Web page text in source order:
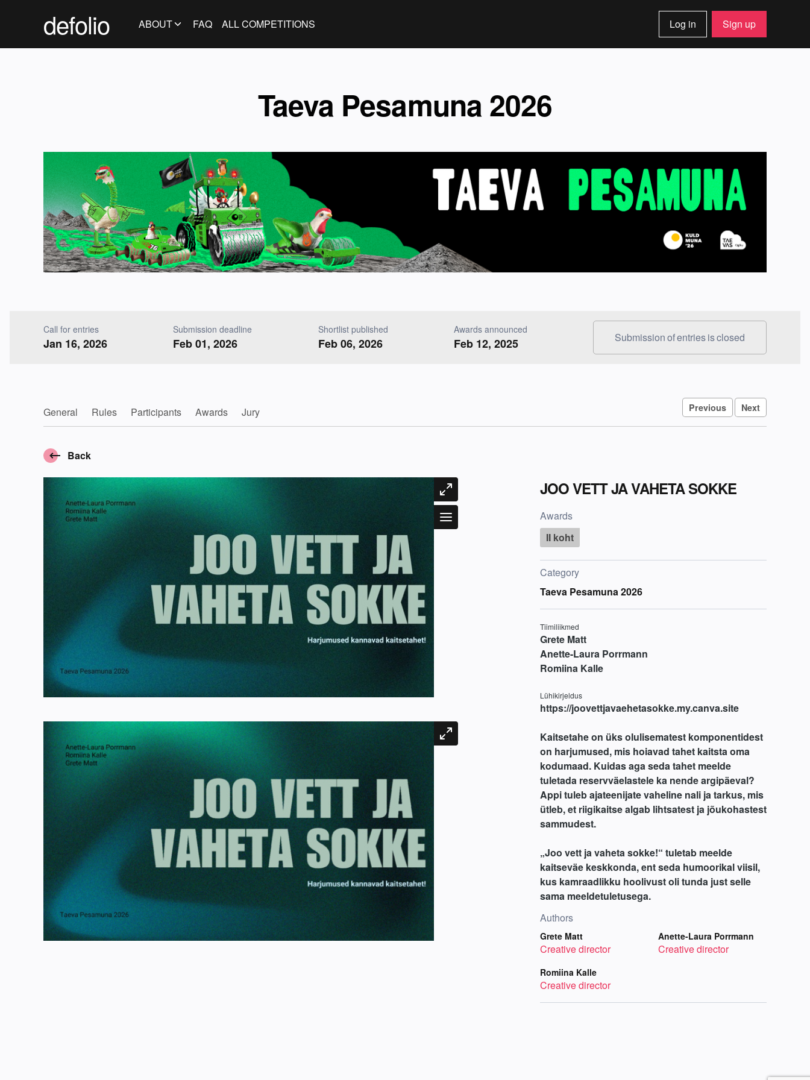
defolio ABOUT FAQ ALL COMPETITIONS Log in Sign up
Taeva Pesamuna 2026
Call for entries
Jan 16, 2026
Submission deadline
Feb 01, 2026
Shortlist published
Feb 06, 2026
Awards announced
Feb 12, 2025 Submission of entries is closed
General Rules Participants Awards Jury Previous Next
Back
JOO VETT JA VAHETA SOKKE
Awards
II koht
Category
Taeva Pesamuna 2026
Tiimiliikmed
Grete Matt
Anette-Laura Porrmann
Romiina Kalle
Lühikirjeldus
https://joovettjavaehetasokke.my.canva.site
Kaitsetahe on üks olulisematest komponentidest
on harjumused, mis hoiavad tahet kaitsta oma
kodumaad. Kuidas aga seda tahet meelde
tuletada reservväelastele ka nende argipäeval?
Appi tuleb ajateenijate vaheline nali ja tarkus, mis
ütleb, et riigikaitse algab lihtsatest ja jõukohastest
sammudest.
„Joo vett ja vaheta sokke!“ tuletab meelde
kaitseväe keskkonda, ent seda humoorikal viisil,
kus kamraadlikku hoolivust oli tunda just selle
sama meeldetuletusega.
Authors
Grete Matt
Creative director
Anette-Laura Porrmann
Creative director
Romiina Kalle
Creative director